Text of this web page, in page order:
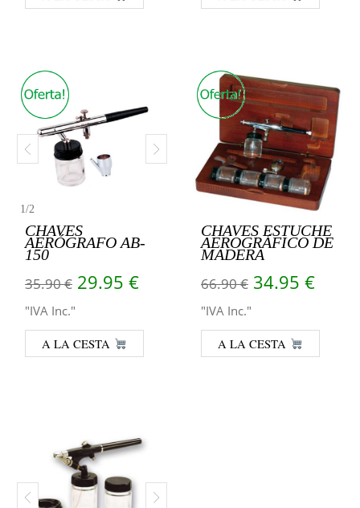
1/2
CHAVES
AERÓGRAFO AB-
150
35.90€ El precio original era: 35.90 €.
29.95 €El precio actual es: 29.95
"IVA Inc."
A LA CESTA
CHAVES ESTUCHE
AEROGRÁFICO DE
MADERA
66.90€ El precio
34.95 €El
"IVA Inc."
A LA CESTA